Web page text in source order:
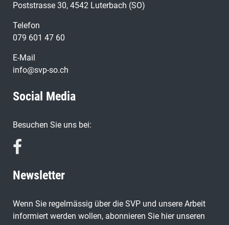
Poststrasse 30, 4542 Luterbach (SO)
Telefon
079 601 47 60
E-Mail
info@svp-so.ch
Social Media
Besuchen Sie uns bei:
Newsletter
Wenn Sie regelmässig über die SVP und unsere Arbeit
informiert werden wollen, abonnieren Sie hier unseren